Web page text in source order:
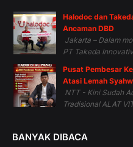
Halodoc dan
Ancaman DBD
Jakarta – Dalam
PT Takeda
Pusat Pembesar
Atasi Lemah
NTT - Kini Sudah
Tradisional ALAT
BANYAK DIBACA